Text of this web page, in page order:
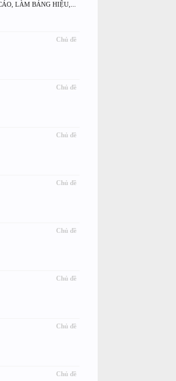
LÀM BẢNG HIỆU,...
Chủ đề
Chủ đề
Chủ đề
Chủ đề
Chủ đề
Chủ đề
Chủ đề
Chủ đề